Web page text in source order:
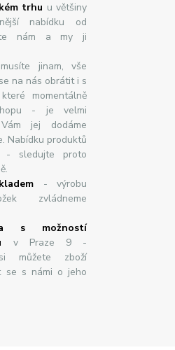
trhu u většiny
nabídku od
nám a my ji
jinam, vše
na nás obrátit i s
momentálně
- je velmi
jej dodáme
Nabídku produktů
- sledujte proto
- výrobu
zvládneme
s možností
v Praze 9 -
můžete zboží
se s námi o jeho